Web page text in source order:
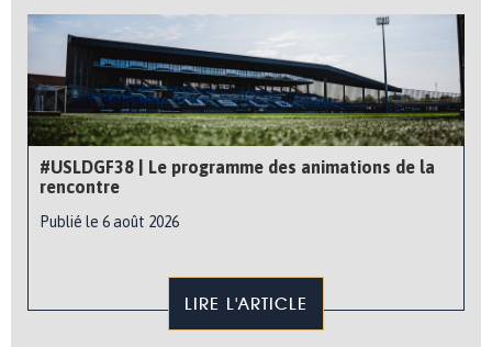
#USLDGF38 | Le programme des animations de la
rencontre
Publié le 6 août 2026
LIRE L'ARTICLE